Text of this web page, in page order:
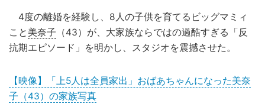
4度の離婚を経験し、8人の子供を育てるビッグマミィ
こと 美奈子 （43）が、大家族ならではの過酷すぎる「反
抗期エピソード」を明かし、スタジオを震撼させた。
【映像】「上5人は全員家出」おばあちゃんになった美奈
子（43）の家族写真